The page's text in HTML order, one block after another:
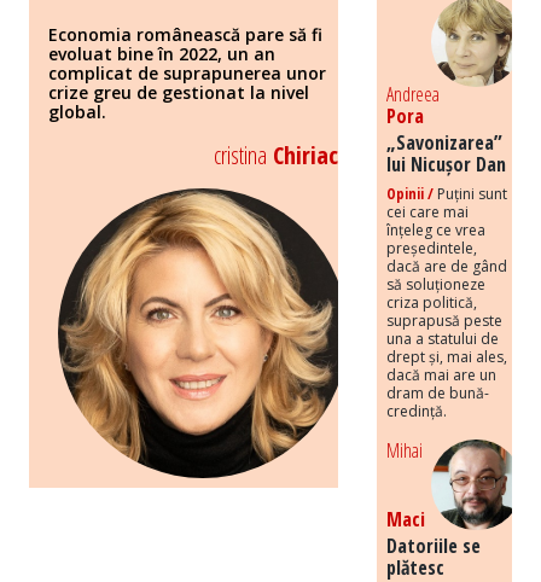
Economia românească pare să fi
evoluat bine în 2022, un an
complicat de suprapunerea unor
crize greu de gestionat la nivel
global.
cristina Chiriac
Andreea
Pora
„Savonizarea”
lui Nicușor Dan
Opinii / Puțini sunt
cei care mai
înțeleg ce vrea
președintele,
dacă are de gând
să soluționeze
criza politică,
suprapusă peste
una a statului de
drept și, mai ales,
dacă mai are un
dram de bună-
credință.
Mihai
Maci
Datoriile se
plătesc